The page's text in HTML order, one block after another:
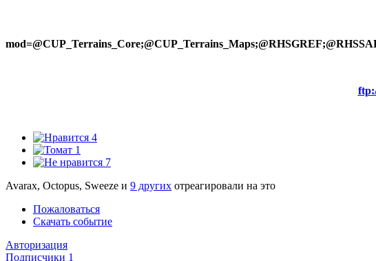
4
1
7
Avarax, Octopus, Sweeze и 9 других отреагировали на это
Пожаловаться
Скачать событие
Авторизация
Подписчики 1